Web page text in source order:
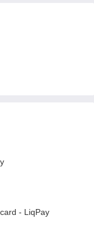
- LiqPay